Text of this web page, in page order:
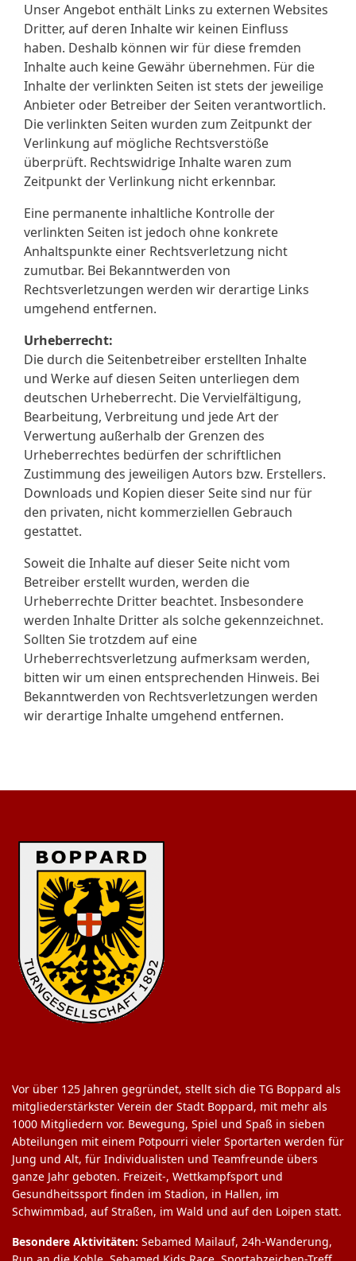
Unser Angebot enthält Links zu externen Websites
Dritter, auf deren Inhalte wir keinen Einfluss
haben. Deshalb können wir für diese fremden
Inhalte auch keine Gewähr übernehmen. Für die
Inhalte der verlinkten Seiten ist stets der jeweilige
Anbieter oder Betreiber der Seiten verantwortlich.
Die verlinkten Seiten wurden zum Zeitpunkt der
Verlinkung auf mögliche Rechtsverstöße
überprüft. Rechtswidrige Inhalte waren zum
Zeitpunkt der Verlinkung nicht erkennbar.
Eine permanente inhaltliche Kontrolle der
verlinkten Seiten ist jedoch ohne konkrete
Anhaltspunkte einer Rechtsverletzung nicht
zumutbar. Bei Bekanntwerden von
Rechtsverletzungen werden wir derartige Links
umgehend entfernen.
Urheberrecht:
Die durch die Seitenbetreiber erstellten Inhalte
und Werke auf diesen Seiten unterliegen dem
deutschen Urheberrecht. Die Vervielfältigung,
Bearbeitung, Verbreitung und jede Art der
Verwertung außerhalb der Grenzen des
Urheberrechtes bedürfen der schriftlichen
Zustimmung des jeweiligen Autors bzw. Erstellers.
Downloads und Kopien dieser Seite sind nur für
den privaten, nicht kommerziellen Gebrauch
gestattet.
Soweit die Inhalte auf dieser Seite nicht vom
Betreiber erstellt wurden, werden die
Urheberrechte Dritter beachtet. Insbesondere
werden Inhalte Dritter als solche gekennzeichnet.
Sollten Sie trotzdem auf eine
Urheberrechtsverletzung aufmerksam werden,
bitten wir um einen entsprechenden Hinweis. Bei
Bekanntwerden von Rechtsverletzungen werden
wir derartige Inhalte umgehend entfernen.
Vor über 125 Jahren gegründet, stellt sich die TG Boppard als
mitgliederstärkster Verein der Stadt Boppard, mit mehr als
1000 Mitgliedern vor. Bewegung, Spiel und Spaß in sieben
Abteilungen mit einem Potpourri vieler Sportarten werden für
Jung und Alt, für Individualisten und Teamfreunde übers
ganze Jahr geboten. Freizeit-, Wettkampfsport und
Gesundheitssport finden im Stadion, in Hallen, im
Schwimmbad, auf Straßen, im Wald und auf den Loipen statt.
Besondere Aktivitäten: Sebamed Mailauf, 24h-Wanderung,